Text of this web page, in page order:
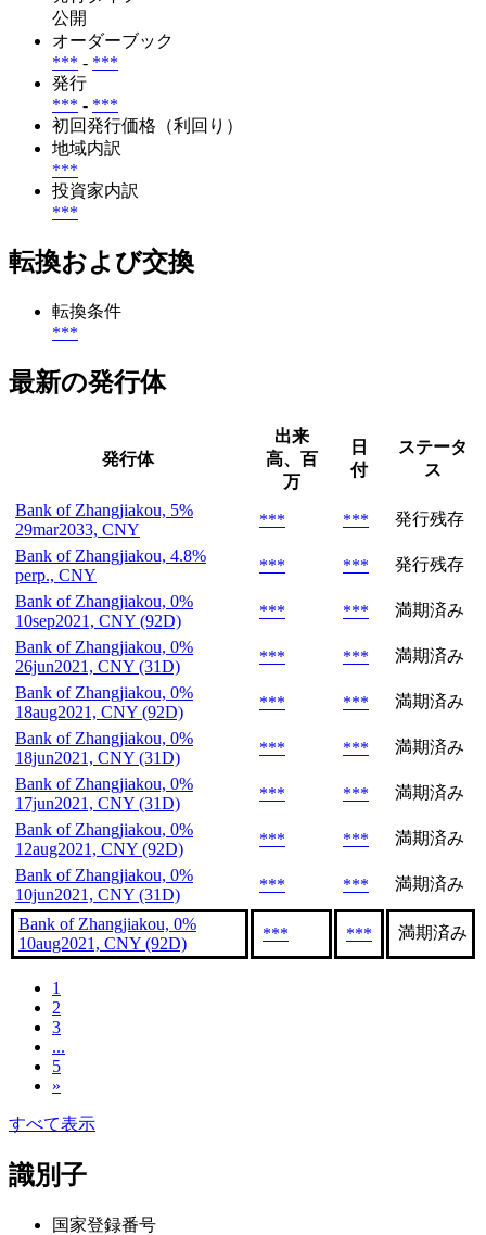
公開
オーダーブック
*** - ***
発行
*** - ***
初回発行価格（利回り）
地域内訳
***
投資家内訳
***
転換および交換
転換条件
***
最新の発行体
発行体
出来
高、百
万
日
付
ステータ
ス
Bank of Zhangjiakou, 5%
29mar2033, CNY
*** ***
発行残存
Bank of Zhangjiakou, 4.8%
perp., CNY
*** ***
発行残存
Bank of Zhangjiakou, 0%
10sep2021, CNY (92D)
*** ***
満期済み
Bank of Zhangjiakou, 0%
26jun2021, CNY (31D)
*** ***
満期済み
Bank of Zhangjiakou, 0%
18aug2021, CNY (92D)
*** ***
満期済み
Bank of Zhangjiakou, 0%
18jun2021, CNY (31D)
*** ***
満期済み
Bank of Zhangjiakou, 0%
17jun2021, CNY (31D)
*** ***
満期済み
Bank of Zhangjiakou, 0%
12aug2021, CNY (92D)
*** ***
満期済み
Bank of Zhangjiakou, 0%
10jun2021, CNY (31D)
*** *** 満期済み
Bank of Zhangjiakou, 0%
10aug2021, CNY (92D)
*** *** 満期済み
1
2
3
...
5
»
すべて表示
識別子
国家登録番号